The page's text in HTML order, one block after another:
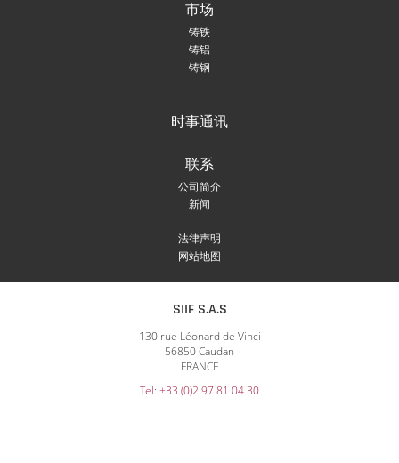
市场
铸铁
铸铝
铸钢
时事通讯
联系
公司简介
新闻
法律声明
网站地图
SIIF S.A.S
130 rue Léonard de Vinci
56850 Caudan
FRANCE
Tel: +33 (0)2 97 81 04 30